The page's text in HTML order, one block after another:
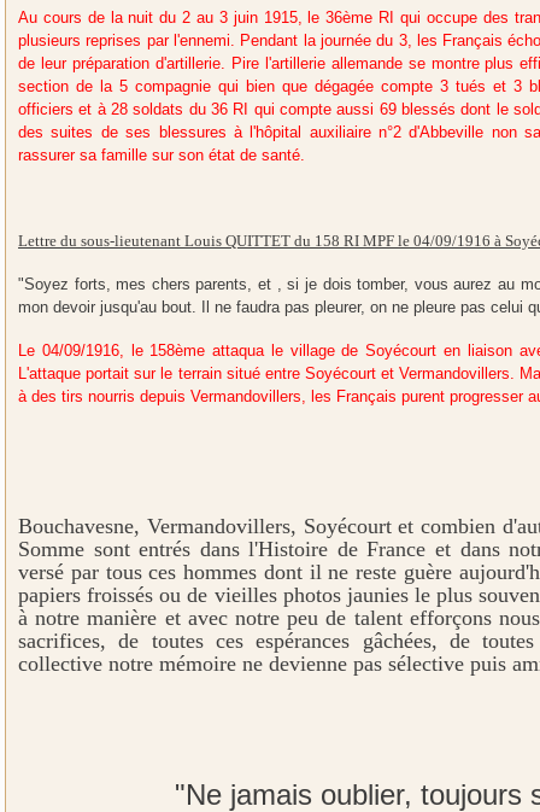
Au cours de la nuit du 2 au 3 juin 1915, le 36ème RI qui occupe des
plusieurs reprises par l'ennemi. Pendant la journée du 3, les Français
de leur préparation d'artillerie. Pire l'artillerie allemande se montre plus
section de la 5 compagnie qui bien que dégagée compte 3 tués et 3
officiers et à 28 soldats du 36 RI qui compte aussi 69 blessés dont le
des suites de ses blessures à l'hôpital auxiliaire n°2 d'Abbeville non
rassurer sa famille sur son état de santé.
Lettre du sous-lieutenant Louis QUITTET du 158 RI MPF le 04/09/1916 à
"Soyez forts, mes chers parents, et , si je dois tomber, vous aurez au
mon devoir jusqu'au bout. Il ne faudra pas pleurer, on ne pleure pas celui
Le 04/09/1916, le 158ème attaqua le village de Soyécourt en liaison
L'attaque portait sur le terrain situé entre Soyécourt et Vermandovillers.
à des tirs nourris depuis Vermandovillers, les Français purent progresser
Bouchavesne, Vermandovillers, Soyécourt et combien
Somme sont entrés dans l'Histoire de France et dans
versé par tous ces hommes dont il ne reste guère
papiers froissés ou de vieilles photos jaunies le plus
à notre manière et avec notre peu de talent efforçons
sacrifices, de toutes ces espérances gâchées, de
collective notre mémoire ne devienne pas sélective puis
"Ne jamais oublier, toujours